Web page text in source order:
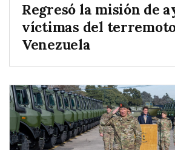
Regresó la misión de
víctimas del
Venezuela